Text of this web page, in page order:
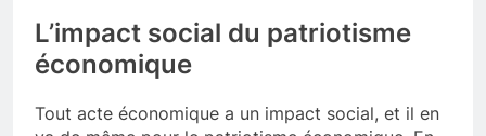
L’impact social du patriotisme
économique
Tout acte économique a un impact social, et il en